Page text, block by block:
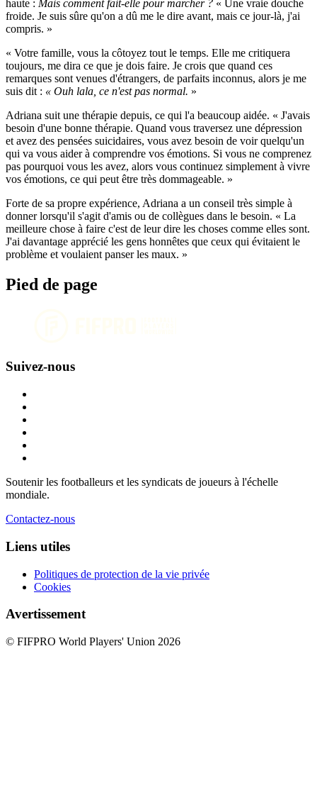
haute : Mais comment fait-elle pour marcher ? « Une vraie douche
froide. Je suis sûre qu'on a dû me le dire avant, mais ce jour-là, j'ai
compris. »
« Votre famille, vous la côtoyez tout le temps. Elle me critiquera
toujours, me dira ce que je dois faire. Je crois que quand ces
remarques sont venues d'étrangers, de parfaits inconnus, alors je me
suis dit : « Ouh lala, ce n'est pas normal. »
Adriana suit une thérapie depuis, ce qui l'a beaucoup aidée. « J'avais
besoin d'une bonne thérapie. Quand vous traversez une dépression
et avez des pensées suicidaires, vous avez besoin de voir quelqu'un
qui va vous aider à comprendre vos émotions. Si vous ne comprenez
pas pourquoi vous les avez, alors vous continuez simplement à vivre
vos émotions, ce qui peut être très dommageable. »
Forte de sa propre expérience, Adriana a un conseil très simple à
donner lorsqu'il s'agit d'amis ou de collègues dans le besoin. « La
meilleure chose à faire c'est de leur dire les choses comme elles sont.
J'ai davantage apprécié les gens honnêtes que ceux qui évitaient le
problème et voulaient panser les maux. »
Pied de page
Suivez-nous
Soutenir les footballeurs et les syndicats de joueurs à l'échelle
mondiale.
Contactez-nous
Liens utiles
Politiques de protection de la vie privée
Cookies
Avertissement
© FIFPRO World Players' Union 2026